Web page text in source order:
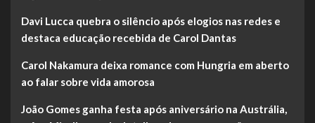
Davi Lucca quebra o silêncio após elogios nas redes e
destaca educação recebida de Carol Dantas
Carol Nakamura deixa romance com Hungria em aberto
ao falar sobre vida amorosa
João Gomes ganha festa após aniversário na Austrália,